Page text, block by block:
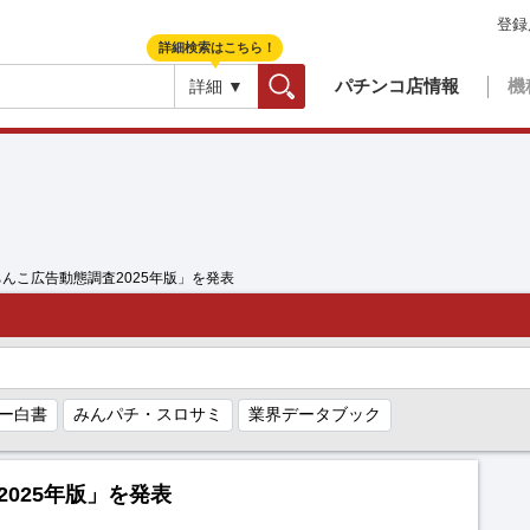
詳細 ▼ パチンコ店情報 機
登
詳細検索はこちら！
こ広告動態調査2025年版」を発表
白書 みんパチ・スロサミ 業界データブック
年版」を発表